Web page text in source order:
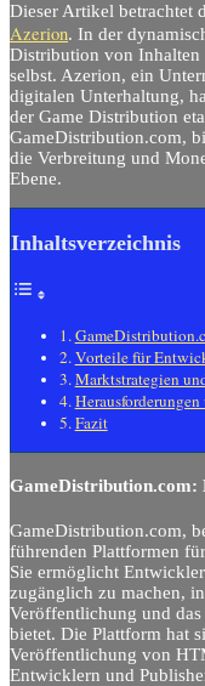
Dieser Artikel betrachtet
Azerion. In der
Distribution von
selbst. Azerion, ein
digitalen Unterhaltung,
der Game Distribution
GameDistribution.com,
die Verbreitung und
Ebene.
Inhaltsverzeichnis
Vorteile für
Marktstrategien
Fazit
GameDistribution.com:
GameDistribution.com,
führenden Plattformen
Sie ermöglicht
zugänglich zu machen,
Veröffentlichung und
bietet. Die Plattform hat
Veröffentlichung von
Entwicklern und